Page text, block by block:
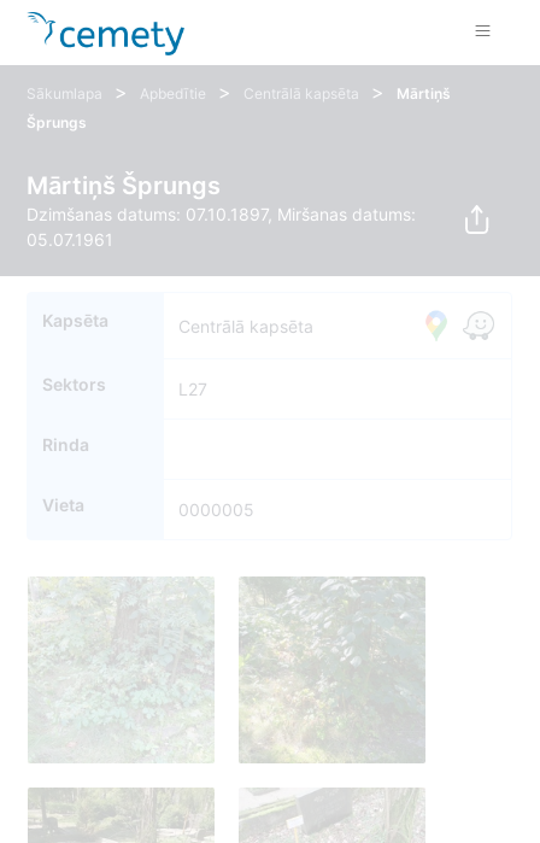
Sākumlapa > Apbedītie > Centrālā kapsēta >
Mārtiņš
Šprungs
Mārtiņš Šprungs
Dzimšanas datums: 07.10.1897, Miršanas datums:
05.07.1961
Kapsēta Centrālā kapsēta
Sektors L27
Rinda
Vieta 0000005